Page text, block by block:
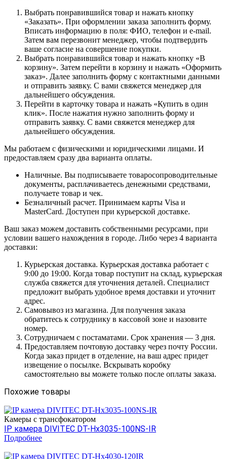
Выбрать понравившийся товар и нажать кнопку
«Заказать». При оформлении заказа заполнить форму.
Вписать информацию в поля: ФИО, телефон и e-mail.
Затем вам перезвонит менеджер, чтобы подтвердить
ваше согласие на совершение покупки.
Выбрать понравившийся товар и нажать кнопку «В
корзину». Затем перейти в корзину и нажать «Оформить
заказ». Далее заполнить форму с контактными данными
и отправить заявку. С вами свяжется менеджер для
дальнейшего обсуждения.
Перейти в карточку товара и нажать «Купить в один
клик». После нажатия нужно заполнить форму и
отправить заявку. С вами свяжется менеджер для
дальнейшего обсуждения.
Мы работаем с физическими и юридическими лицами. И
предоставляем сразу два варианта оплаты.
Наличные. Вы подписываете товаросопроводительные
документы, расплачиваетесь денежными средствами,
получаете товар и чек.
Безналичный расчет. Принимаем карты Visa и
MasterCard. Доступен при курьерской доставке.
Ваш заказ можем доставить собственными ресурсами, при
условии вашего нахождения в городе. Либо через 4 варианта
доставки:
Курьерская доставка. Курьерская доставка работает с
9:00 до 19:00. Когда товар поступит на склад, курьерская
служба свяжется для уточнения деталей. Специалист
предложит выбрать удобное время доставки и уточнит
адрес.
Самовывоз из магазина. Для получения заказа
обратитесь к сотруднику в кассовой зоне и назовите
номер.
Сотрудничаем с постаматами. Срок хранения — 3 дня.
Предоставляем почтовую доставку через почту России.
Когда заказ придет в отделение, на ваш адрес придет
извещение о посылке. Вскрывать коробку
самостоятельно вы можете только после оплаты заказа.
Похожие товары
Камеры c трансфокатором
IP камера DIVITEC DT-Hх3035-100NS-IR
Подробнее